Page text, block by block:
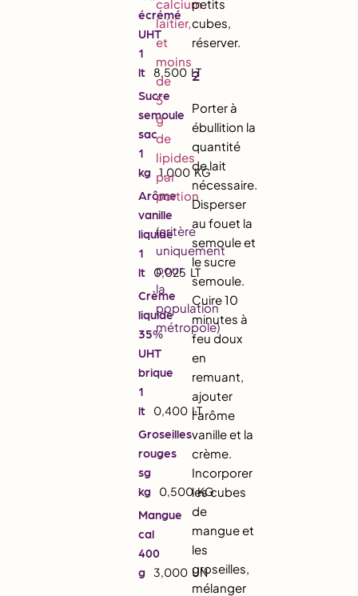
écrémé
UHT
1
lt
8,500 LT
Sucre
semoule
sac
1
kg 1,000 KG
Arôme
vanille
liquide
1
lt
0,025 LT
Crème
liquide
35%
UHT
brique
1
lt
0,400 LT
Groseilles
rouges
sg
kg
0,500 KG
Mangue
cal
400
g
3,000 UN
calcium
laitier,
et
moins
de
5
g
de
lipides
par
portion
(critère
uniquement
pour
la
population
métropole)
petits
cubes,
réserver.
2
Porter à
ébullition la
quantité
de lait
nécessaire.
Disperser
au fouet la
semoule et
le sucre
semoule.
Cuire 10
minutes à
feu doux
en
remuant,
ajouter
l’arôme
vanille et la
crème.
Incorporer
les cubes
de
mangue et
les
groseilles,
mélanger